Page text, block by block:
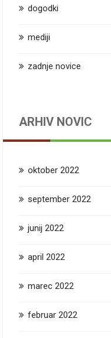
dogodki
mediji
zadnje novice
ARHIV NOVIC
oktober 2022
september 2022
junij 2022
april 2022
marec 2022
februar 2022